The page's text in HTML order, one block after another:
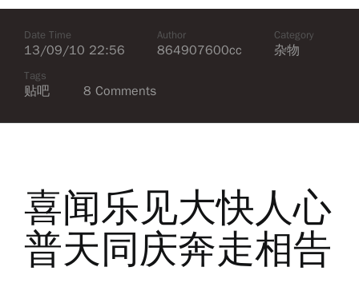
Date Time
13/09/10 22:56
Author
864907600cc
Category
杂物
Tags
贴吧 8 Comments
喜闻乐见大快人心
普天同庆奔走相告